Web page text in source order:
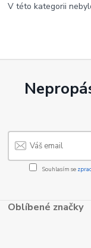
V této kategorii
Souhlasím se
Oblíbené značky